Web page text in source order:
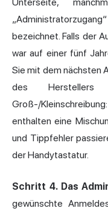
bezeichnet. Falls der
war auf einer fünf
Sie mit dem nächsten
des
Groß-/
enthalten eine
und Tippfehler
der Handytastatur.
Schritt 4. Das
gewünschte